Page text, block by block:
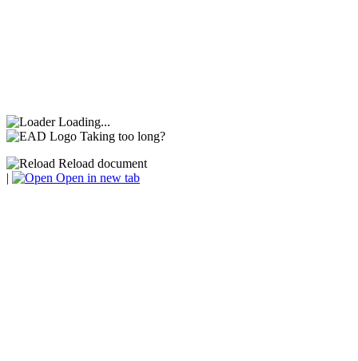
Loading...
Taking too long?
Reload document
|
Open in new tab